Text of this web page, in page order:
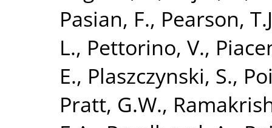
Pasian, F., Pearson,
L., Pettorino, V.,
E., Plaszczynski, S.,
Pratt, G.W.,